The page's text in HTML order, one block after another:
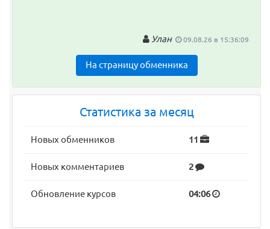
Улан 09.08.26 в 15:36:09
На страницу обменника
Статистика за месяц
Новых обменников 11
Новых комментариев 2
Обновление курсов 04:06